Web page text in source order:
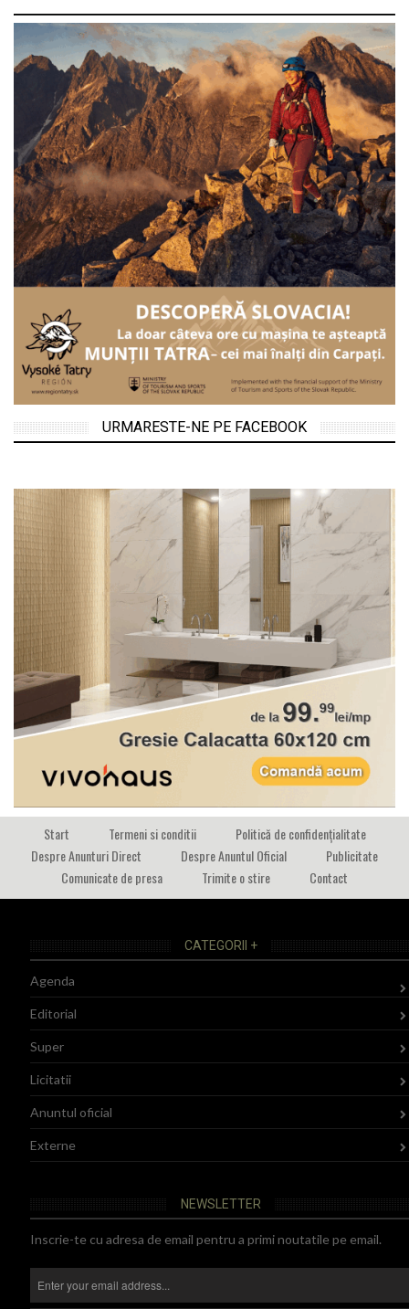
URMARESTE-NE PE FACEBOOK
Start Termeni si conditii
Politică de confidențialitate
Despre Anunturi Direct
Despre Anuntul Oficial
Publicitate
Comunicate de presa
Trimite o stire Contact
CATEGORII +
Agenda
Editorial
Super
Licitatii
Anuntul oficial
Externe
NEWSLETTER
Inscrie-te cu adresa de email pentru a primi noutatile pe email.